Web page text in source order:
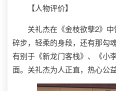
【人物评价】
关礼杰在《金枝欲孽2》中
碎步，轻柔的身段，还有那勾
有别于《新龙门客栈》、《小
面。关礼杰为人正直，热心公